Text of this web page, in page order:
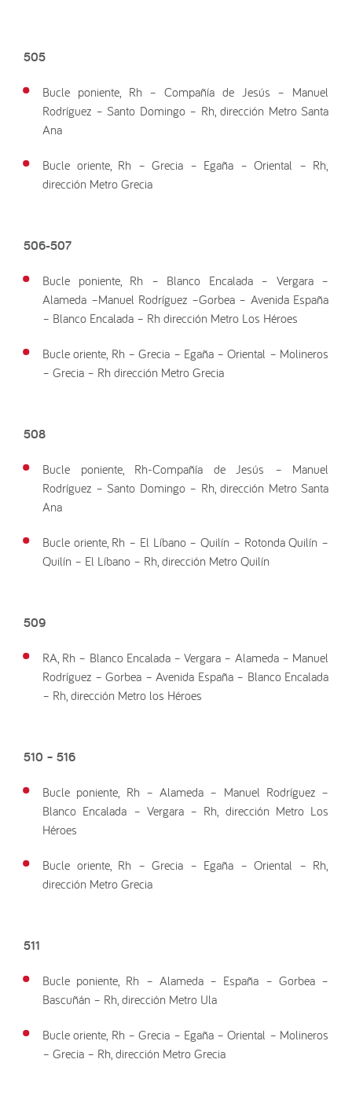
505
Bucle poniente, Rh – Compañía de Jesús – Manuel
Rodríguez – Santo Domingo – Rh, dirección Metro Santa
Ana
Bucle oriente, Rh – Grecia – Egaña – Oriental – Rh,
dirección Metro Grecia
506-507
Bucle poniente, Rh – Blanco Encalada – Vergara –
Alameda –Manuel Rodríguez –Gorbea – Avenida España
– Blanco Encalada – Rh dirección Metro Los Héroes
Bucle oriente, Rh – Grecia – Egaña – Oriental – Molineros
– Grecia – Rh dirección Metro Grecia
508
Bucle poniente, Rh-Compañía de Jesús – Manuel
Rodríguez – Santo Domingo – Rh, dirección Metro Santa
Ana
Bucle oriente, Rh – El Líbano – Quilín – Rotonda Quilín –
Quilín – El Líbano – Rh, dirección Metro Quilín
509
RA, Rh – Blanco Encalada – Vergara – Alameda – Manuel
Rodríguez – Gorbea – Avenida España – Blanco Encalada
– Rh, dirección Metro los Héroes
510 – 516
Bucle poniente, Rh – Alameda – Manuel Rodríguez –
Blanco Encalada – Vergara – Rh, dirección Metro Los
Héroes
Bucle oriente, Rh – Grecia – Egaña – Oriental – Rh,
dirección Metro Grecia
511
Bucle poniente, Rh – Alameda – España – Gorbea –
Bascuñán – Rh, dirección Metro Ula
Bucle oriente, Rh – Grecia – Egaña – Oriental – Molineros
– Grecia – Rh, dirección Metro Grecia